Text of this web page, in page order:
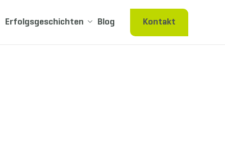
Erfolgsgeschichten Blog Kontakt